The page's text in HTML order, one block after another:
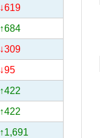
↓619
↑684
↓309
↓95
↑422
↑422
↑1,691